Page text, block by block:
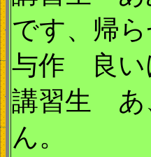
です、帰
与作 良い
講習生 あ
ん。